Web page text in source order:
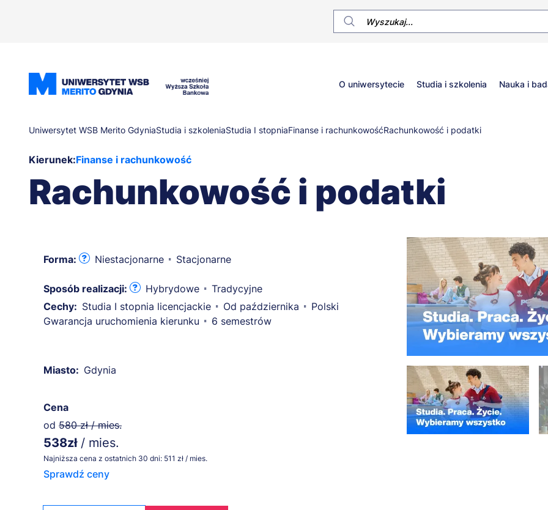
Główne
menu
O uniwersytecie Studia i szkolenia Nauka i
Ścieżka
nawigacyjna
Uniwersytet WSB Merito GdyniaStudia i szkoleniaStudia I stopniaFinanse i rachunkowośćRachunkowość i podatki
Kierunek:Finanse i rachunkowość
Rachunkowość i podatki
Forma: Niestacjonarne Stacjonarne
Sposób realizacji: Hybrydowe
Tradycyjne
Cechy: Studia I stopnia licencjackie Od października
Polski
Gwarancja uruchomienia kierunku
6 semestrów
Miasto: Gdynia
Cena
od 580 zł / mies.
538zł / mies.
Najniższa cena z ostatnich 30 dni: 511 zł / mies.
Sprawdź ceny